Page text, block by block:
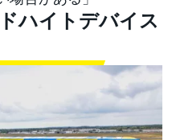
ハイトデバイス